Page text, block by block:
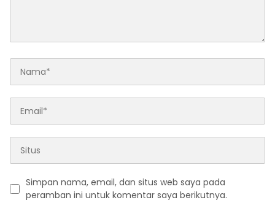
Simpan nama, email, dan situs web saya pada
peramban ini untuk komentar saya berikutnya.